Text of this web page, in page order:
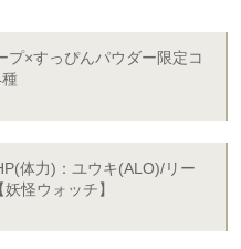
プ×すっぴんパウダー限定コ
体力)：ユウキ(ALO)/リー
怪ウォッチ】